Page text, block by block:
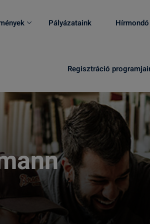
Pályázataink Hírmondó
Regisztráció